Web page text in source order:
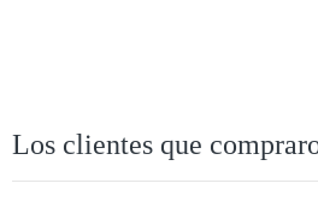
Los clientes que